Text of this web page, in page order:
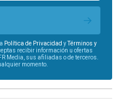
Política de Privacidad yTérminos y
recibir información u ofertas
Media, sus afiliadas o de terceros.
momento.